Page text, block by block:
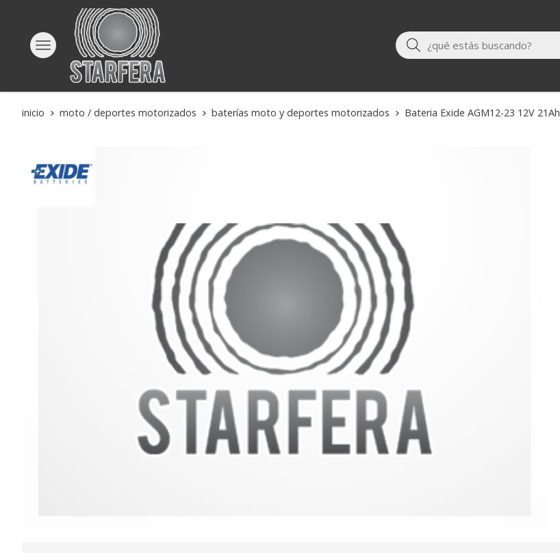
Buscar
inicio moto / deportes motorizados baterías moto y deportes motorizados Bateria Exide AGM12-23 12V 21Ah